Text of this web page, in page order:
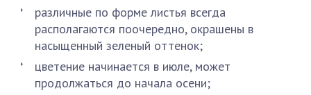
различные по форме листья всегда
располагаются поочередно, окрашены в
насыщенный зеленый оттенок;
цветение начинается в июле, может
продолжаться до начала осени;